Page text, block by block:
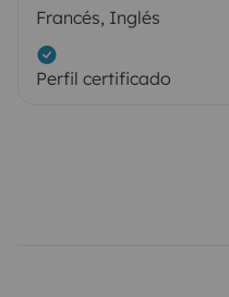
Francés, Inglés
Perfil certificado